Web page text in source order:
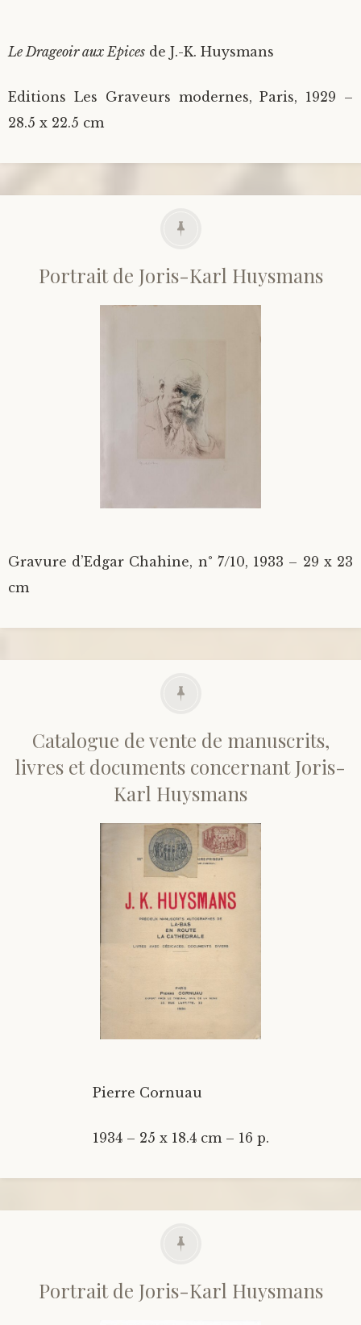
Le Drageoir aux Epices de J.-K. Huysmans
Editions Les Graveurs modernes, Paris, 1929 –
28.5 x 22.5 cm
Portrait de Joris-Karl Huysmans
Gravure d’Edgar Chahine, n° 7/10, 1933 – 29 x 23
cm
Catalogue de vente de manuscrits,
livres et documents concernant Joris-
Karl Huysmans
Pierre Cornuau
1934 – 25 x 18.4 cm – 16 p.
Portrait de Joris-Karl Huysmans